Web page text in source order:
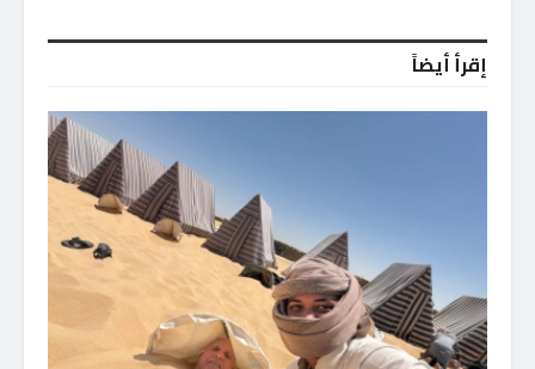
إقرأ أيضاً